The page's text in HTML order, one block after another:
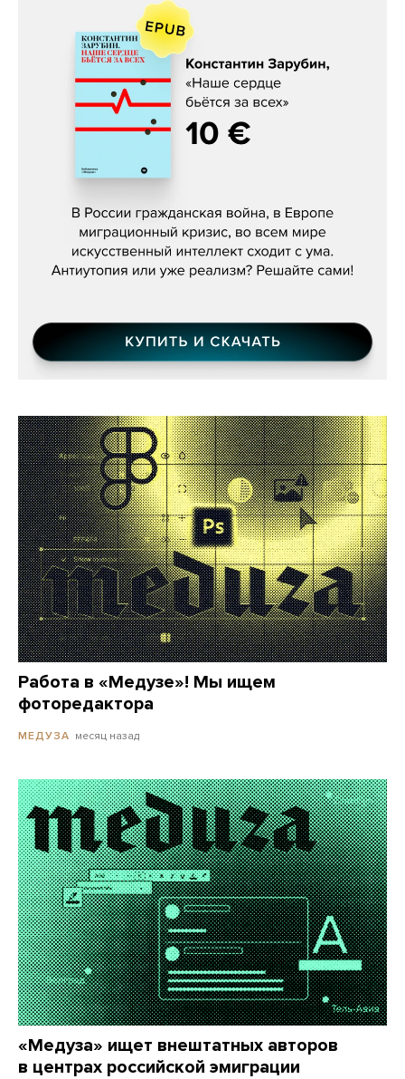
Константин Зарубин, «Наше сердце
Работа в «Медузе»! Мы ищем
фоторедактора
МЕДУЗА месяц назад
«Медуза» ищет внештатных авторов
в центрах российской эмиграции